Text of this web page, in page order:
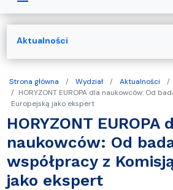
Strona główna Wydział Aktualności
HORYZONT EUROPA dla naukowców: Od
Europejską jako ekspert
HORYZONT EUROPA
naukowców: Od
współpracy z
jako ekspert
Aktualności